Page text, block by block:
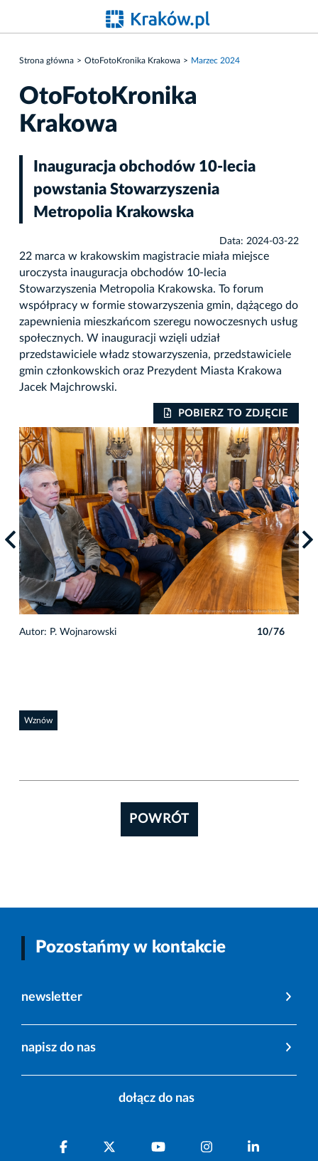
Strona główna OtoFotoKronika Krakowa Marzec 2024
OtoFotoKronika
Krakowa
Inauguracja obchodów 10-lecia
powstania Stowarzyszenia
Metropolia Krakowska
Data: 2024-03-22
22 marca w krakowskim magistracie miała miejsce
uroczysta inauguracja obchodów 10-lecia
Stowarzyszenia Metropolia Krakowska. To forum
współpracy w formie stowarzyszenia gmin, dążącego do
zapewnienia mieszkańcom szeregu nowoczesnych usług
społecznych. W inauguracji wzięli udział
przedstawiciele władz stowarzyszenia, przedstawiciele
gmin członkowskich oraz Prezydent Miasta Krakowa
Jacek Majchrowski.
POBIERZ TO ZDJĘCIE
Autor: P. Wojnarowski 10/76
Wznów
POWRÓT
Pozostańmy w kontakcie
newsletter
napisz do nas
dołącz do nas